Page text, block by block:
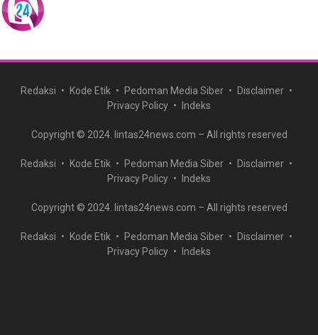
Redaksi Kode Etik Pedoman Media Siber
Disclaimer
Privacy Policy
Indeks
Copyright © 2024. lintas24news.com – All rights reserved
Redaksi Kode Etik Pedoman Media Siber
Disclaimer
Privacy Policy
Indeks
Copyright © 2024. lintas24news.com – All rights reserved
Redaksi Kode Etik Pedoman Media Siber
Disclaimer
Privacy Policy
Indeks